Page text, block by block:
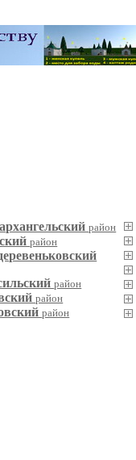
район
район
район
район
район